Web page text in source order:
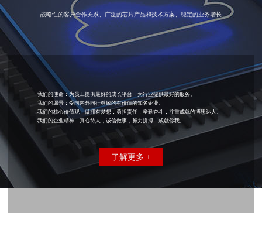
战略性的客户合作关系、广泛的芯片产品和技术方案、稳定的业务增长
我们的使命：为员工提供最好的成长平台，为行业提供最好的服务。
我们的愿景：受国内外同行尊敬的有价值的知名企业。
我们的核心价值观：做拥有梦想，勇担责任，辛勤奋斗，注重成就的博思达人。
我们的企业精神：真心待人，诚信做事，努力拼搏，成就你我。
了解更多 +